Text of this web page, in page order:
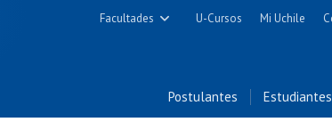
Facultades
Cs. Físicas y Matemáticas
U-Cursos Mi Uchile
Postulantes Estudiantes